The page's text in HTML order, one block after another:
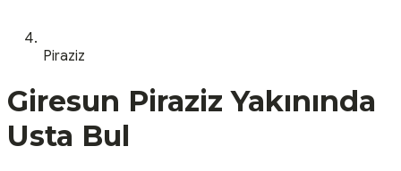
Piraziz
Giresun Piraziz Yakınında
Usta Bul